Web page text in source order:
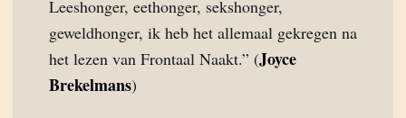
Leeshonger, eethonger, sekshonger,
geweldhonger, ik heb het allemaal gekregen na
het lezen van Frontaal Naakt.” (Joyce
Brekelmans)